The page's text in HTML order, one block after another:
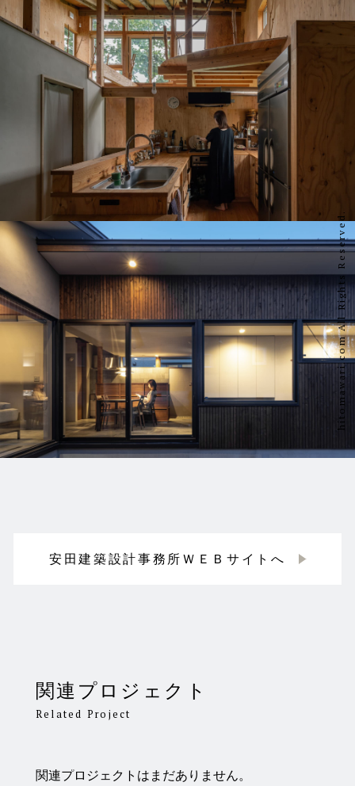
安田建築設計事務所ＷＥＢサイトへ
関連プロジェクト
Related Project
関連プロジェクトはまだありません。